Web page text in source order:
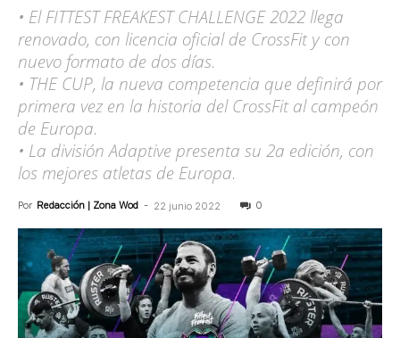
• El FITTEST FREAKEST CHALLENGE 2022 llega
renovado, con licencia oficial de CrossFit y con
nuevo formato de dos días.
• THE CUP, la nueva competencia que definirá por
primera vez en la historia del CrossFit al campeón
de Europa.
• La división Adaptive presenta su 2a edición, con
los mejores atletas de Europa.
Por Redacción | Zona Wod - 22 junio 2022 0